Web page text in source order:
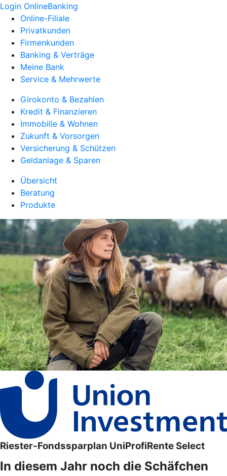
Login OnlineBanking
Online-Filiale
Privatkunden
Firmenkunden
Banking & Verträge
Meine Bank
Service & Mehrwerte
Girokonto & Bezahlen
Kredit & Finanzieren
Immobilie & Wohnen
Zukunft & Vorsorgen
Versicherung & Schützen
Geldanlage & Sparen
Übersicht
Beratung
Produkte
Riester-Fondssparplan UniProfiRente Select
In diesem Jahr noch die Schäfchen